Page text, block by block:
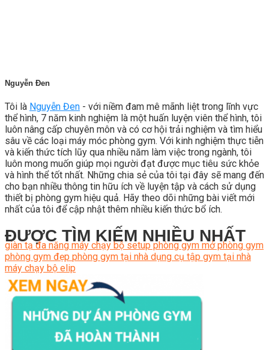
Nguyễn Đen
Tôi là Nguyễn Đen - với niềm đam mê mãnh liệt trong lĩnh vực
thể hình, 7 năm kinh nghiệm là một huấn luyện viên thể hình, tôi
luôn nâng cấp chuyên môn và có cơ hội trải nghiệm và tìm hiểu
sâu về các loại máy móc phòng gym. Với kinh nghiệm thực tiễn
và kiến thức tích lũy qua nhiều năm làm việc trong ngành, tôi
luôn mong muốn giúp mọi người đạt được mục tiêu sức khỏe
và hình thể tốt nhất. Những chia sẻ của tôi tại đây sẽ mang đến
cho bạn nhiều thông tin hữu ích về luyện tập và cách sử dụng
thiết bị phòng gym hiệu quả. Hãy theo dõi những bài viết mới
nhất của tôi để cập nhật thêm nhiều kiến thức bổ ích.
ĐƯỢC TÌM KIẾM NHIỀU NHẤT
giàn tạ đa năng máy chạy bộ setup phòng gym mở phòng gym
phòng gym đẹp phòng gym tại nhà dụng cụ tập gym tại nhà
máy chạy bộ elip